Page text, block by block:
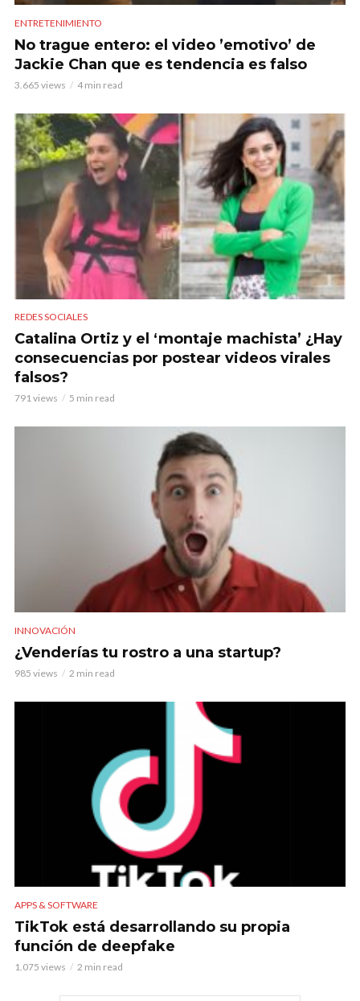
ENTRETENIMIENTO
No trague entero: el video ’emotivo’ de
Jackie Chan que es tendencia es falso
3.665 views 4 min read
REDES SOCIALES
Catalina Ortiz y el ‘montaje machista’ ¿Hay
consecuencias por postear videos virales
falsos?
791 views 5 min read
INNOVACIÓN
¿Venderías tu rostro a una startup?
985 views 2 min read
APPS & SOFTWARE
TikTok está desarrollando su propia
función de deepfake
1.075 views 2 min read